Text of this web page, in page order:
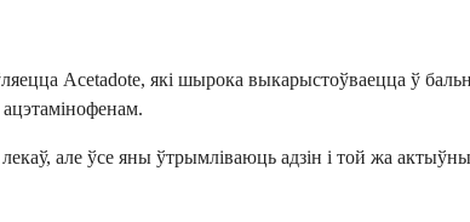
Acetadote, які шырока выкарыстоўваецца ў
але ўсе яны ўтрымліваюць адзін і той жа